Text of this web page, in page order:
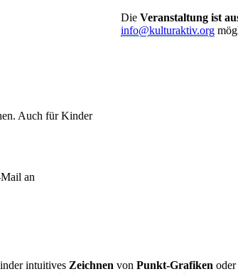
Die Veranstaltung ist
info@kulturaktiv.org
Auch für Kinder
an
intuitives Zeichnen von Punkt-Grafiken oder